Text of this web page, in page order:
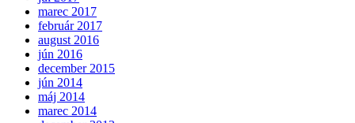
marec 2017
február 2017
august 2016
jún 2016
december 2015
jún 2014
máj 2014
marec 2014